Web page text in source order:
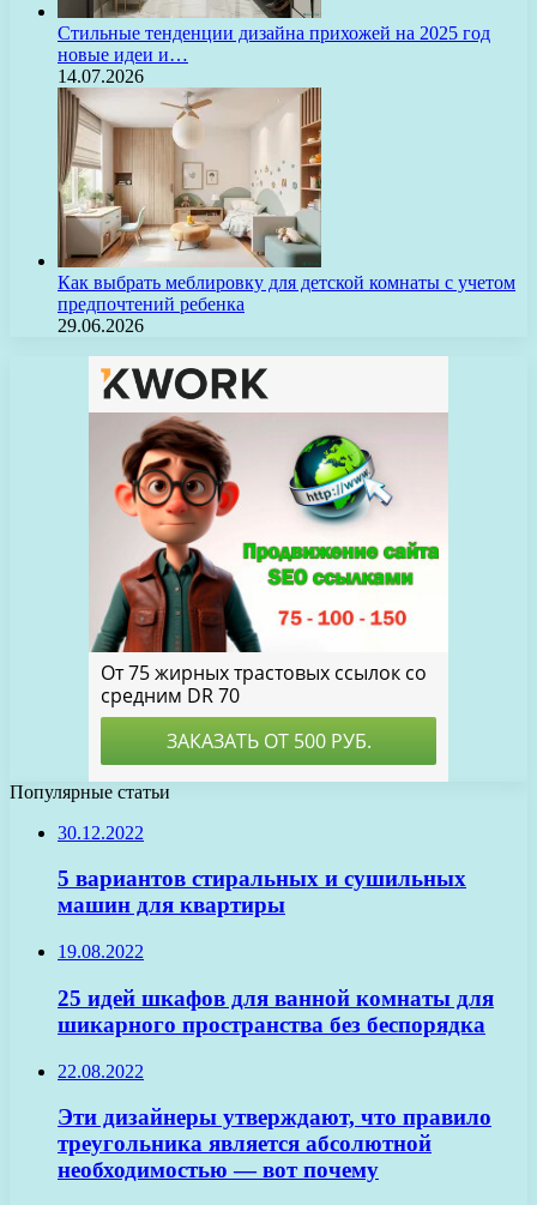
Стильные тенденции дизайна прихожей на 2025 год
новые идеи и…
14.07.2026
Как выбрать меблировку для детской комнаты с учетом
предпочтений ребенка
29.06.2026
Популярные статьи
30.12.2022
5 вариантов стиральных и сушильных
машин для квартиры
19.08.2022
25 идей шкафов для ванной комнаты для
шикарного пространства без беспорядка
22.08.2022
Эти дизайнеры утверждают, что правило
треугольника является абсолютной
необходимостью — вот почему